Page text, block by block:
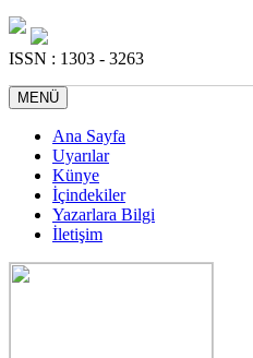
ISSN : 1303 - 3263
MENÜ
Ana Sayfa
Uyarılar
Künye
İçindekiler
Yazarlara Bilgi
İletişim